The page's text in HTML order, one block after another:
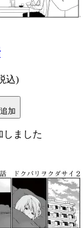
込)
加
しました